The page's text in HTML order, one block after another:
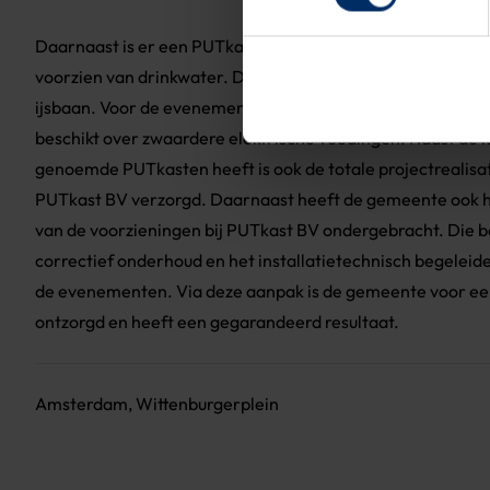
Daarnaast is er een PUTkast model Watertap toegepast
voorzien van drinkwater. De voorziening kan tevens
ijsbaan. Voor de evenementen is een PUTkast model
beschikt over zwaardere elektrische voedingen. Naast de
genoemde PUTkasten heeft is ook de totale
PUTkast BV verzorgd. Daarnaast heeft de gemeente ook
van de voorzieningen bij PUTkast BV ondergebracht. Die
correctief onderhoud en het installatietechnisch
de evenementen. Via deze aanpak is de gemeente voor
ontzorgd en heeft een gegarandeerd resultaat.
Amsterdam, Wittenburgerplein